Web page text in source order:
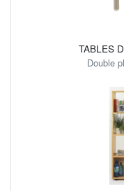
TABLES
Double